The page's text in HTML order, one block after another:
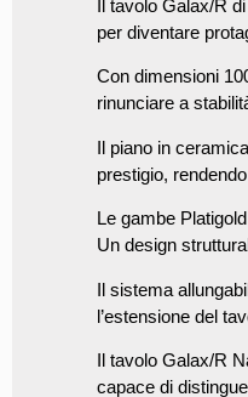
Il tavolo Galax/R
per diventare
Con dimensioni
rinunciare a
Il piano in
prestigio,
Le gambe
Un design
Il sistema
l’estensione del
Il tavolo Galax/R
capace di